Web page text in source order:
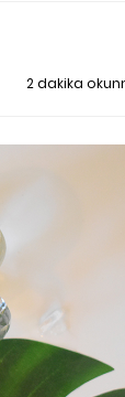
2 dakika